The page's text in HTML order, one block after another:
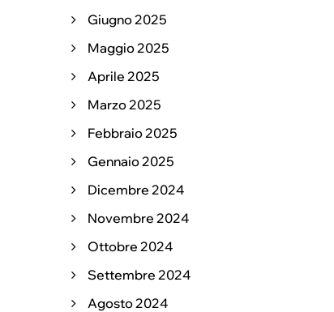
Giugno 2025
Maggio 2025
Aprile 2025
Marzo 2025
Febbraio 2025
Gennaio 2025
Dicembre 2024
Novembre 2024
Ottobre 2024
Settembre 2024
Agosto 2024